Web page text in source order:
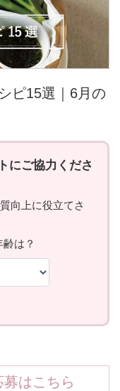
ピ15選｜6月の
はこちら